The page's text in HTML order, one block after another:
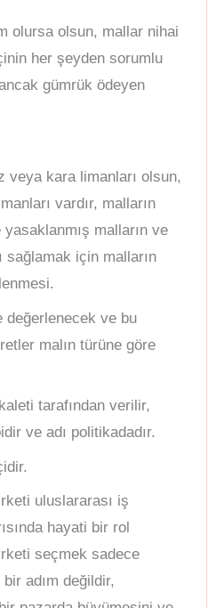
olursa olsun, mallar nihai
her şeyden sorumlu
gümrük ödeyen
veya kara limanları olsun,
vardır, malların
malların ve
sağlamak için malların
değerlenecek ve bu
malın türüne göre
tarafından verilir,
ve adı politikadadır.
uluslararası iş
hayati bir rol
seçmek sadece
adım değildir,